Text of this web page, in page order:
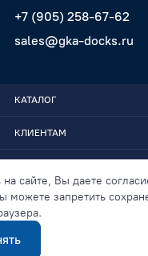
+7 (905) 258-67-62
sales@gka-docks.ru
КАТАЛОГ
КЛИЕНТАМ
СВЯЗАТЬСЯ
на сайте, Вы даете
можете запретить